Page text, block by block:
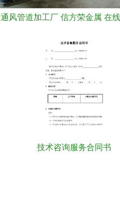
通风管道加工厂 信方荣金属 在
技术咨询服务合同书